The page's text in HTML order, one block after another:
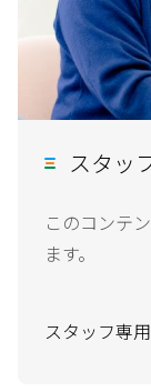
スタッ
このコンテ
ます。
スタッフ専